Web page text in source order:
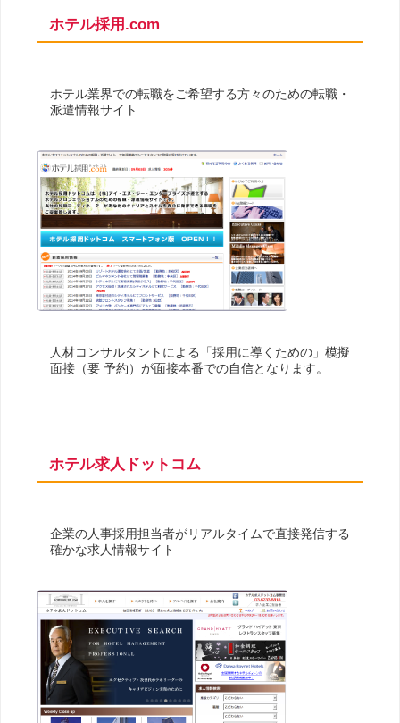
ホテル採用.com
ホテル業界での転職をご希望する方々のための転職・
派遣情報サイト
人材コンサルタントによる「採用に導くための」模擬
面接（要 予約）が面接本番での自信となります。
ホテル求人ドットコム
企業の人事採用担当者がリアルタイムで直接発信する
確かな求人情報サイト